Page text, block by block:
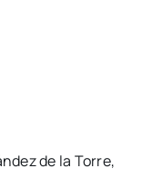
de la Torre,